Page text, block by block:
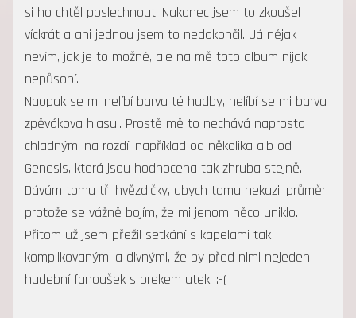
si ho chtěl poslechnout. Nakonec jsem to zkoušel
víckrát a ani jednou jsem to nedokončil. Já nějak
nevím, jak je to možné, ale na mě toto album nijak
nepůsobí.
Naopak se mi nelíbí barva té hudby, nelíbí se mi barva
zpěvákova hlasu.. Prostě mě to nechává naprosto
chladným, na rozdíl například od několika alb od
Genesis, která jsou hodnocena tak zhruba stejně.
Dávám tomu tři hvězdičky, abych tomu nekazil průměr,
protože se vážně bojím, že mi jenom něco uniklo.
Přitom už jsem přežil setkání s kapelami tak
komplikovanými a divnými, že by před nimi nejeden
hudební fanoušek s brekem utekl :-(